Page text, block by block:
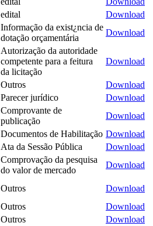
edital
Download
Informação da exist¿ncia de
dotação orçamentária
Download
Autorização da autoridade
competente para a feitura
da licitação
Download
Outros
Download
Parecer jurídico
Download
Comprovante de
publicação
Download
Documentos de Habilitação Download
Ata da Sessão Pública
Download
Comprovação da pesquisa
do valor de mercado
Download
Outros
Download
Outros
Download
Outros
Download